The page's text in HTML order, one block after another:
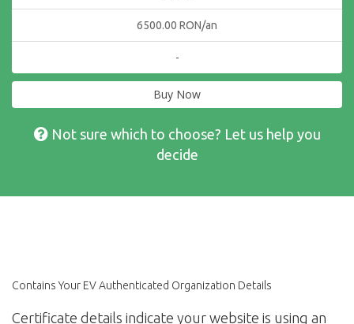
6500.00 RON/an
-
Buy Now
Not sure which to choose? Let us help you
decide
Contains Your EV Authenticated Organization Details
Certificate details indicate your website is using an